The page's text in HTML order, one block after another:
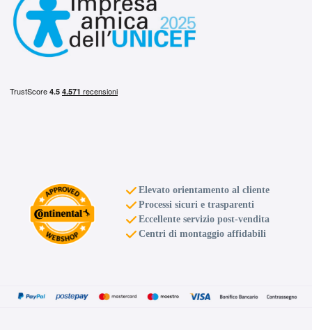
C B
69 db
Elevato orientamento al cliente
Processi sicuri e trasparenti
Eccellente servizio post-vendita
Centri di montaggio affidabili